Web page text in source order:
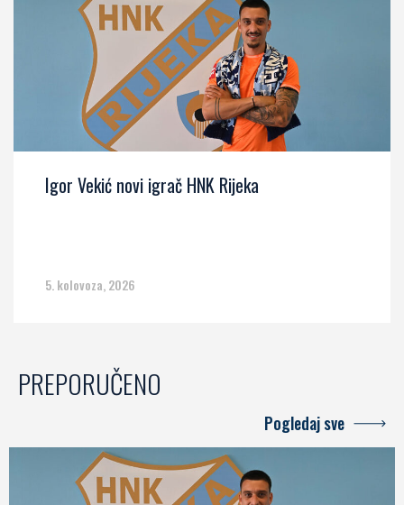
Igor Vekić novi igrač HNK Rijeka
5. kolovoza, 2026
PREPORUČENO
Pogledaj sve